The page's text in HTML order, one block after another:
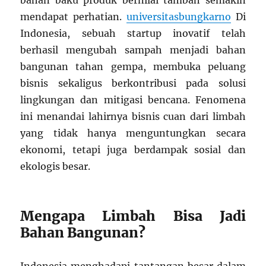
mendapat perhatian. universitasbungkarno Di
Indonesia, sebuah startup inovatif telah
berhasil mengubah sampah menjadi bahan
bangunan tahan gempa, membuka peluang
bisnis sekaligus berkontribusi pada solusi
lingkungan dan mitigasi bencana. Fenomena
ini menandai lahirnya bisnis cuan dari limbah
yang tidak hanya menguntungkan secara
ekonomi, tetapi juga berdampak sosial dan
ekologis besar.
Mengapa Limbah Bisa Jadi
Bahan Bangunan?